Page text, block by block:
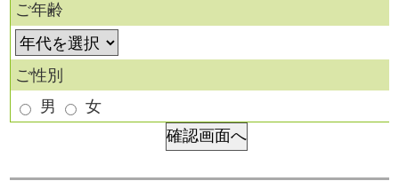
ご年齢
ご性別
男
女